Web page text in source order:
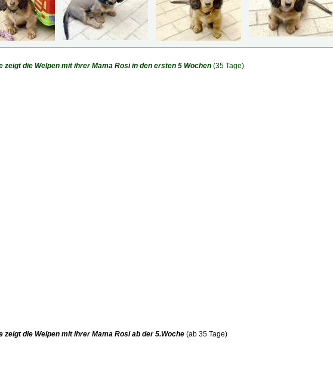
zeigt die Welpen mit ihrer Mama Rosi in den ersten 5 Wochen (35 Tage)
zeigt die Welpen mit ihrer Mama Rosi ab der 5.Woche (ab 35 Tage)